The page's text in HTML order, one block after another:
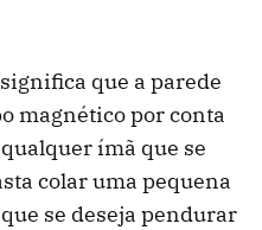
que a parede
magnético por conta
ímã que se
colar uma pequena
se deseja pendurar